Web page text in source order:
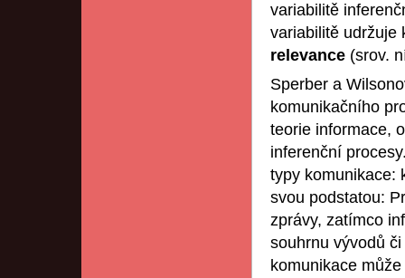
variabilitě
variabilitě udržuje
relevance (srov.
Sperber a
komunikačního
teorie informace,
inferenční
typy komunikace:
svou podstatou:
zprávy, zatímco
souhrnu vývodů
komunikace